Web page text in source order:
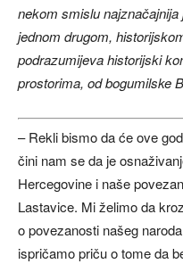
nekom smislu
jednom drugom,
podrazumijeva historijski
prostorima, od bogumilske
– Rekli bismo da će ove
čini nam se da je
Hercegovine i naše
Lastavice. Mi želimo da
o povezanosti našeg
ispričamo priču o tome da